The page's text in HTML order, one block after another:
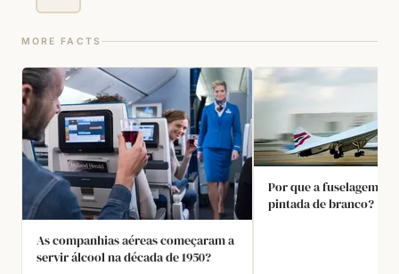
MORE FACTS
As companhias aéreas começaram a
servir álcool na década de 1950?
Por que a fuselagem
pintada de branco?